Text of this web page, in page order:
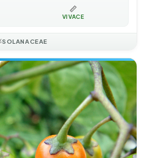
📏
VIVACE
SOLANACEAE